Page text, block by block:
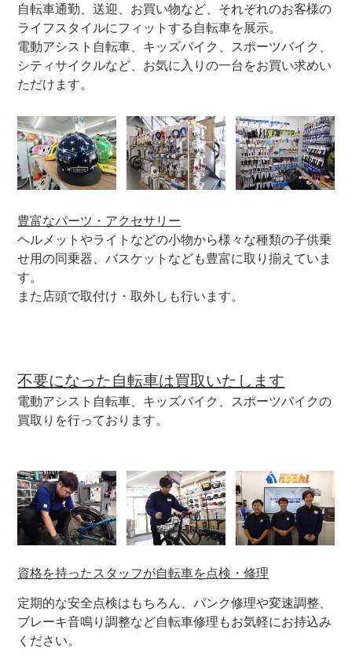
サイクルポーター出張修理・お届けサービス
おすすめ自転車保険
早便サービス（最短翌日出荷）
パーツ3980円以上お買い上げで送料無料
サイクルベースあさひ公式アプリ
ネットで注文、お店で受取り
自転車修理工賃
サイクルパートナー
安心・安全 あさひの自転車点検サービス
ネット通販サイトと店舗の違いをご紹介
店舗について
店舗検索
自転車通勤、送迎、お買い物など、それぞれのお客様の
ライフスタイルにフィットする自転車を展示。
電動アシスト自転車、キッズバイク、スポーツバイク、
シティサイクルなど、お気に入りの一台をお買い求めい
ただけます。
豊富なパーツ・アクセサリー
ヘルメットやライトなどの小物から様々な種類の子供乗
せ用の同乗器、バスケットなども豊富に取り揃えていま
す。
また店頭で取付け・取外しも行います。
不要になった自転車は買取いたします
電動アシスト自転車、キッズバイク、スポーツバイクの
買取りを行っております。
資格を持ったスタッフが自転車を点検・修理
定期的な安全点検はもちろん、パンク修理や変速調整、
ブレーキ音鳴り調整など自転車修理もお気軽にお持込み
ください。